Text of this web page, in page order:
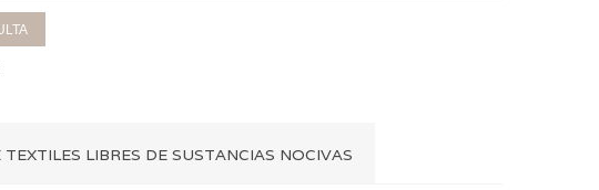
LIBRES DE SUSTANCIAS NOCIVAS